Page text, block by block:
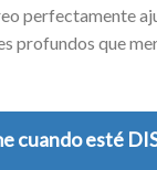
perfectamente
profundos que
cuando esté